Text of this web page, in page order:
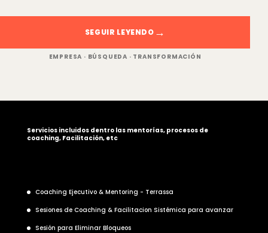
SEGUIR LEYENDO
EMPRESA · BÚSQUEDA · TRANSFORMACIÓN
Servicios incluidos dentro las mentorías, procesos de
coaching, Facilitación, etc
Coaching Ejecutivo & Mentoring - Terrassa
Sesiones de Coaching & Facilitacion Sistémica para avanzar
Sesión para Eliminar Bloqueos